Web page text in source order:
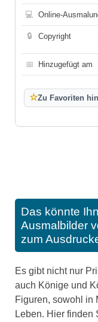
💻 Online-
🔒 Copyright
📅 Hinzugefügt am
☆Zu Favoriten
Das könnte
Ausmalbilder
zum
Es gibt nicht nur
auch Könige und
Figuren, sowohl in
Leben. Hier finden